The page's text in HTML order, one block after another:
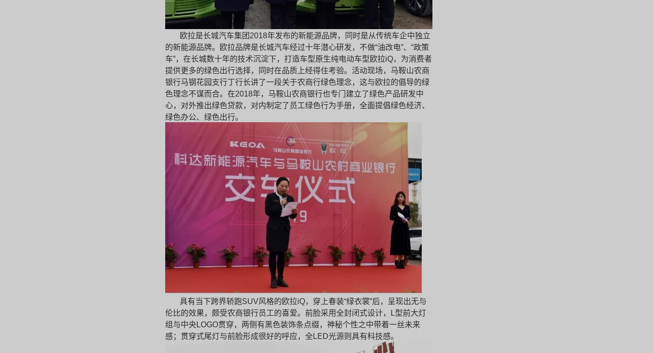
欧拉是长城汽车集团2018年发布的新能源品牌，同时是从传统车企中独立
的新能源品牌。欧拉品牌是长城汽车经过十年潜心研发，不做“油改电”、“政策
车”，在长城数十年的技术沉淀下，打造车型原生纯电动车型欧拉iQ，为消费者
提供更多的绿色出行选择，同时在品质上经得住考验。活动现场，马鞍山农商
银行马钢花园支行丁行长讲了一段关于农商行绿色理念，这与欧拉的倡导的绿
色理念不谋而合。在2018年，马鞍山农商银行也专门建立了绿色产品研发中
心，对外推出绿色贷款，对内制定了员工绿色行为手册，全面提倡绿色经济、
绿色办公、绿色出行。
具有当下跨界轿跑SUV风格的欧拉iQ，穿上春装“绿衣裳”后，呈现出无与
伦比的效果，颇受农商银行员工的喜爱。前脸采用全封闭式设计，L型前大灯
组与中央LOGO贯穿，两侧有黑色装饰条点缀，神秘个性之中带着一丝未来
感；贯穿式尾灯与前脸形成很好的呼应，全LED光源则具有科技感。